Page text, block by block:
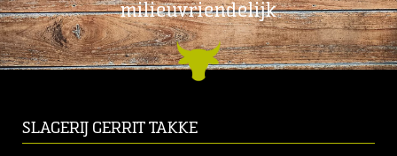
milieuvriendelijk
SLAGERIJ GERRIT TAKKE